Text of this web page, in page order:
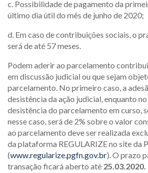
c. Possibilidade de pagamento da
último dia útil do mês de junho de 2020;
d. Em caso de contribuições sociais, o
será de até 57 meses.
Podem aderir ao parcelamento
em discussão judicial ou que sejam
parcelamento. No primeiro caso, a
desistência da ação judicial, enquanto
desistência do parcelamento em curso,
nesse caso, será de 2% sobre o valor
ao parcelamento deve ser realizada
da plataforma REGULARIZE no site da
(www.regularize.pgfn.gov.br). O prazo
transação ficará aberto até 25.03.2020.